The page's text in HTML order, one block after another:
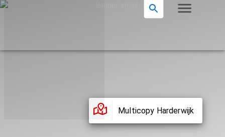
Multicopy Harderwijk